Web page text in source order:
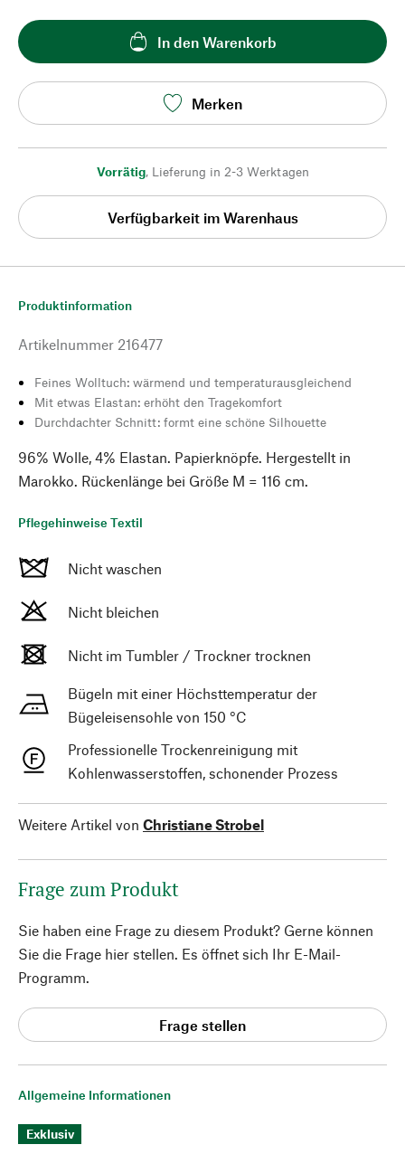
In den Warenkorb
Merken
Vorrätig, Lieferung in 2-3 Werktagen
Verfügbarkeit im Warenhaus
Allgemeine Informationen
Exklusiv
Produktinformation
Artikelnummer 216477
Feines Wolltuch: wärmend und temperaturausgleichend
Mit etwas Elastan: erhöht den Tragekomfort
Durchdachter Schnitt: formt eine schöne Silhouette
96% Wolle, 4% Elastan. Papierknöpfe. Hergestellt in
Marokko. Rückenlänge bei Größe M = 116 cm.
Pflegehinweise Textil
Nicht waschen
Nicht bleichen
Nicht im Tumbler / Trockner trocknen
Bügeln mit einer Höchsttemperatur der
Bügeleisensohle von 150 °C
Professionelle Trockenreinigung mit
Kohlenwasserstoffen, schonender Prozess
Weitere Artikel von Christiane Strobel
Frage zum Produkt
Sie haben eine Frage zu diesem Produkt? Gerne können
Sie die Frage hier stellen. Es öffnet sich Ihr E-Mail-
Programm.
Frage stellen